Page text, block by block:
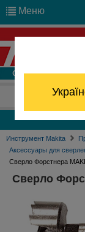
Меню
Инструмент Makita
Аксессуары для
Сверло Форстнера
Сверло